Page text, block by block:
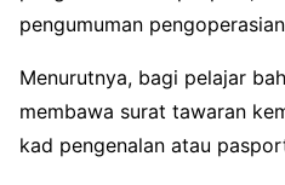
pengumuman
Menurutnya, bagi pelajar
membawa surat tawaran
kad pengenalan atau